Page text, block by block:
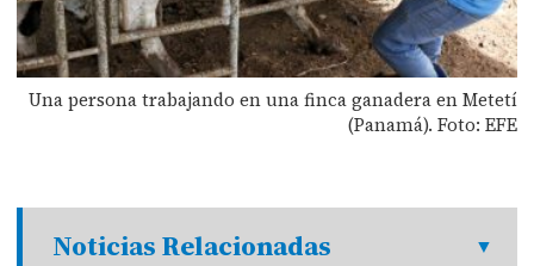
Una persona trabajando en una finca ganadera en Metetí
(Panamá). Foto: EFE
Noticias Relacionadas